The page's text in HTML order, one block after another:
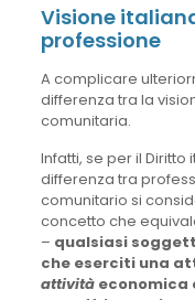
Visione
professione
A complicare
differenza tra la
comunitaria.
Infatti, se per il
differenza tra
comunitario si
concetto che
– qualsiasi
che eserciti una
attivitàeconomica